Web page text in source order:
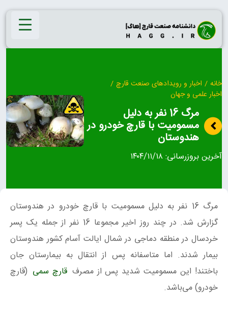
Skip
content
خانه / اخبار و رویدادهای صنعت قارچ /
اخبار علمی و جهان
مرگ 16 نفر به دلیل
مسمومیت با قارچ خودرو در
هندوستان
آخرین بروزرسانی:۱۴۰۴/۱۱/۱۸
مرگ 16 نفر به دلیل مسمومیت با قارچ خودرو در هندوستان
گزارش شد. در چند روز اخیر مجموعا 16 نفر از جمله یک پسر
خردسال در منطقه دماجی در شمال ایالت آسام کشور هندوستان
بیمار شدند. اما متاسفانه پس از انتقال به بیمارستان جان
باختند! این مسمومیت شدید پس از مصرف قارچ سمی (قارچ
خودرو) می‌باشد.